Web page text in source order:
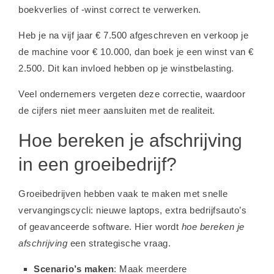
boekverlies of -winst correct te verwerken.
Heb je na vijf jaar € 7.500 afgeschreven en verkoop je
de machine voor € 10.000, dan boek je een winst van €
2.500. Dit kan invloed hebben op je winstbelasting.
Veel ondernemers vergeten deze correctie, waardoor
de cijfers niet meer aansluiten met de realiteit.
Hoe bereken je afschrijving
in een groeibedrijf?
Groeibedrijven hebben vaak te maken met snelle
vervangingscycli: nieuwe laptops, extra bedrijfsauto’s
of geavanceerde software. Hier wordt hoe bereken je
afschrijving een strategische vraag.
Scenario’s maken: Maak meerdere